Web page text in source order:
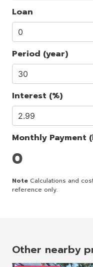
Loan
Period (year)
Interest (%)
Monthly Payment
0
Note Calculations and
reference only.
Other nearby